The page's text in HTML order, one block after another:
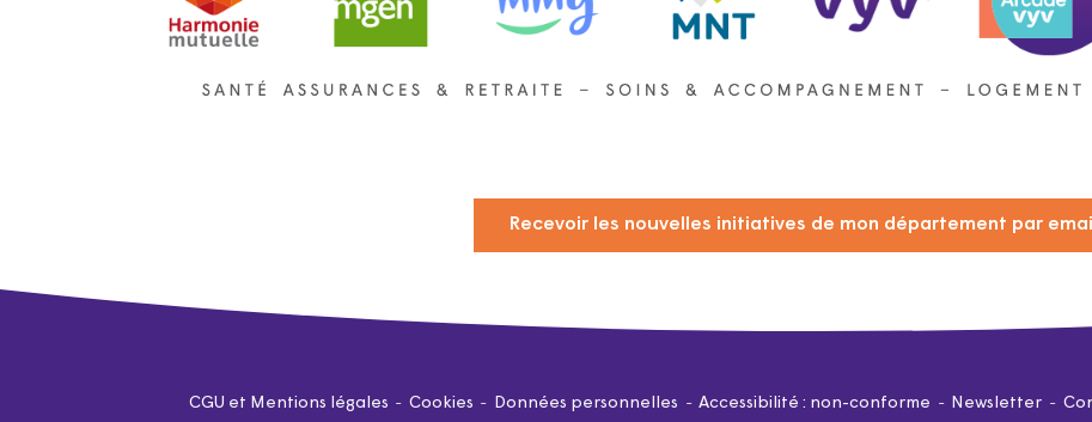
Recevoir les nouvelles initiatives de mon département par email
CGU et Mentions légales Cookies Données personnelles Accessibilité : non-conforme Newsletter